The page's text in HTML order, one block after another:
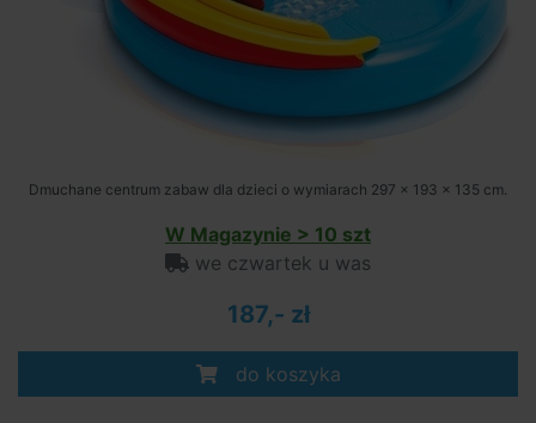
Dmuchane centrum zabaw dla dzieci o wymiarach 297 x 193 x 135 cm.
W Magazynie > 10 szt
we czwartek u was
187,- zł
do koszyka